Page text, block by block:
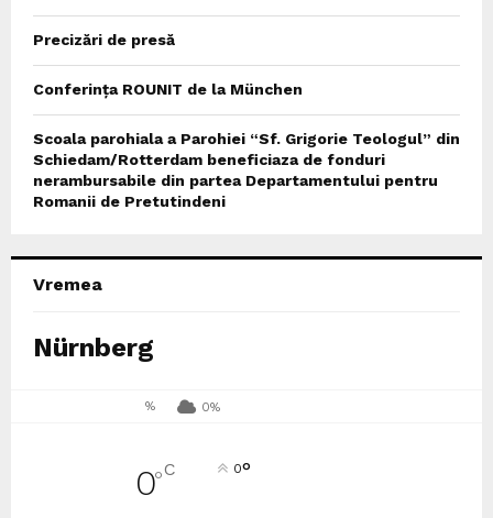
Precizări de presă
Conferința ROUNIT de la München
Scoala parohiala a Parohiei “Sf. Grigorie Teologul” din
Schiedam/Rotterdam beneficiaza de fonduri
nerambursabile din partea Departamentului pentru
Romanii de Pretutindeni
Vremea
Nürnberg
% 0%
0°C 0°